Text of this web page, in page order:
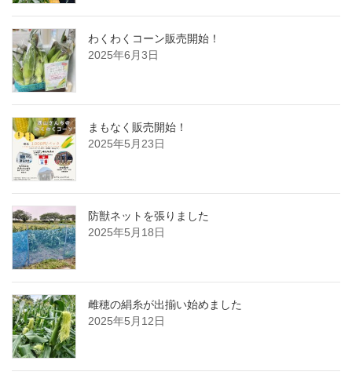
わくわくコーン販売開始！
2025年6月3日
まもなく販売開始！
2025年5月23日
防獣ネットを張りました
2025年5月18日
雌穂の絹糸が出揃い始めました
2025年5月12日